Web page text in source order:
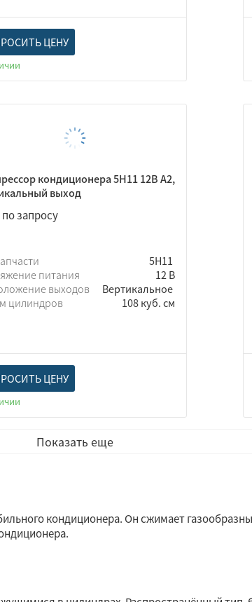
ЦЕНУ
кондиционера 5Н11 12В A2,
выход
запросу
5Н11
питания
12 В
выходов
Вертикальное
цилиндров
108 куб. см
ЦЕНУ
Показать еще
кондиционера. Он сжимает